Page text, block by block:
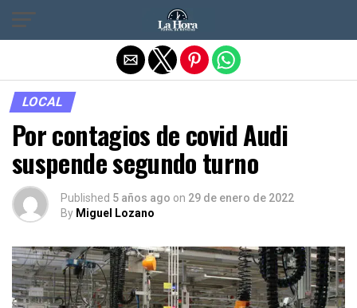
LOCAL
Por contagios de covid Audi
suspende segundo turno
Published 5 años ago on 29 de enero de 2022
By Miguel Lozano
Salir de la versión móvil